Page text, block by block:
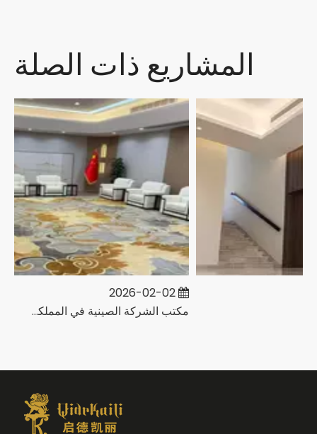
المشاريع ذات الصلة
2026-02-02